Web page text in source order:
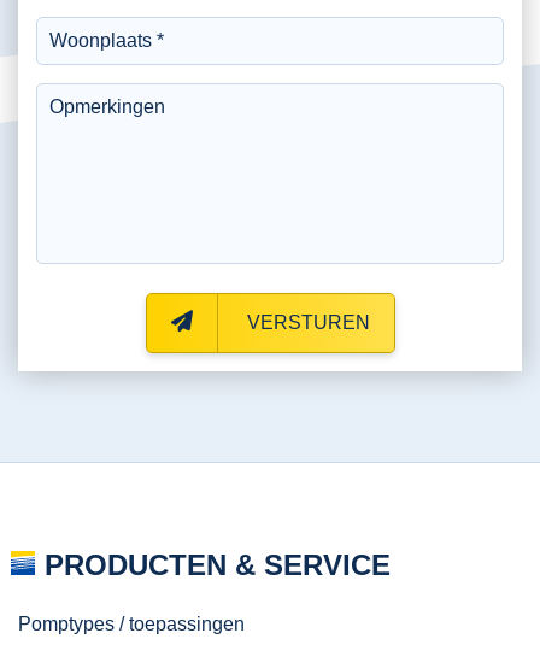
VERSTUREN
PRODUCTEN & SERVICE
Pomptypes / toepassingen